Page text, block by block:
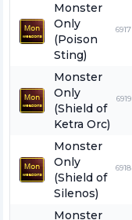
Monster
Only
(Poison
Sting)
6917
Monster
Only
(Shield of
Ketra Orc)
6919
Monster
Only
(Shield of
Silenos)
6918
Monster